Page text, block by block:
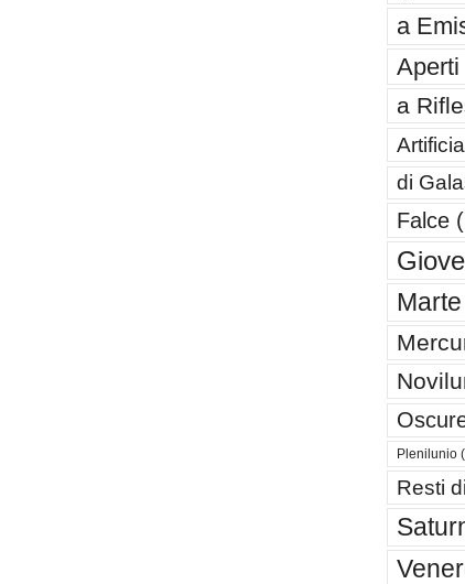
a
Aperti
a
di
Falce
Giove
Marte
Plenilunio
Resti